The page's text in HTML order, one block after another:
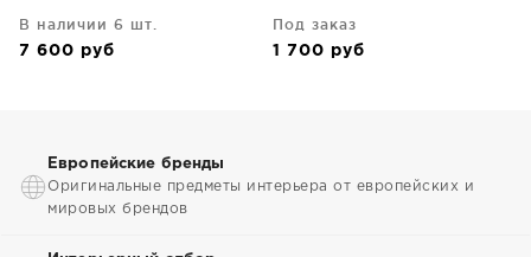
В наличии 6 шт.
7 600 руб
Под заказ
1 700 руб
Европейские бренды
Оригинальные предметы интерьера от европейских и
мировых брендов